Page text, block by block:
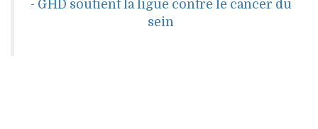
- GHD soutient la ligue contre le cancer du
sein